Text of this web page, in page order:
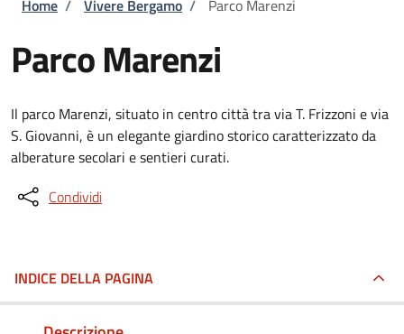
Home / Vivere Bergamo / Parco Marenzi
Parco Marenzi
Il parco Marenzi, situato in centro città tra via T. Frizzoni e via
S. Giovanni, è un elegante giardino storico caratterizzato da
alberature secolari e sentieri curati.
Condividi
INDICE DELLA PAGINA